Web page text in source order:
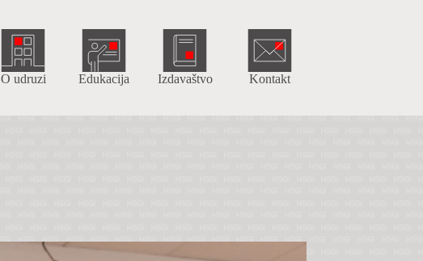
O udruzi Edukacija Izdavaštvo Kontakt